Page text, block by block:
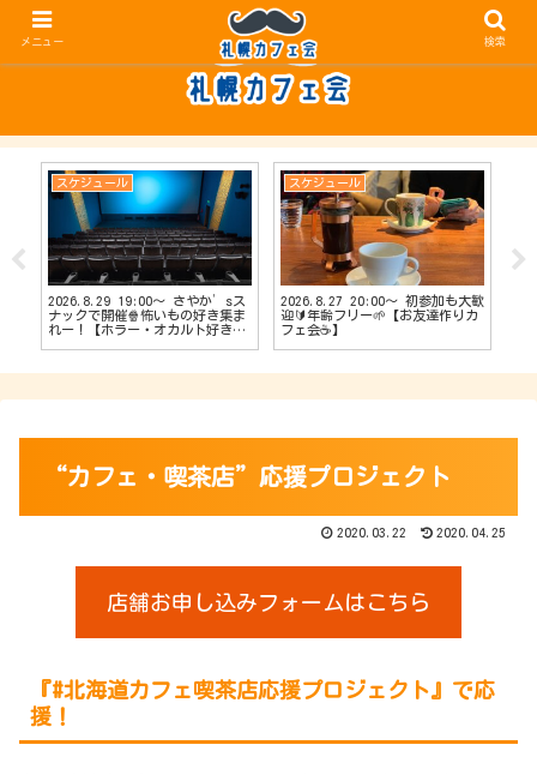
スケジュール
2026.8.29 19:00〜 さやか’sス
ナックで開催🍿怖いもの好き集ま
れー！【ホラー・オカルト好きカ
スケジュール
2026.8.27 20:00〜 初参加も大歓
迎🔰年齢フリー🌱【お友達作りカ
フェ会☕️】
“カフェ・喫茶店”応援プロジェクト
2020.03.22 2020.04.25
店舗お申し込みフォームはこちら
『#北海道カフェ喫茶店応援プロジェクト』で応
援！
メニュー 検索